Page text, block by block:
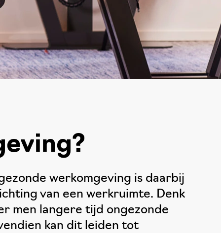
werkomgeving is daarbij
van een werkruimte. Denk
men langere tijd ongezonde
kan dit leiden tot